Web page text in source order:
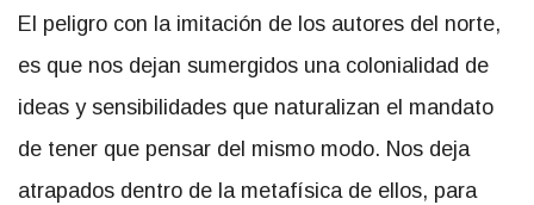
El peligro con la imitación de los autores del norte,
es que nos dejan sumergidos una colonialidad de
ideas y sensibilidades que naturalizan el mandato
de tener que pensar del mismo modo. Nos deja
atrapados dentro de la metafísica de ellos, para